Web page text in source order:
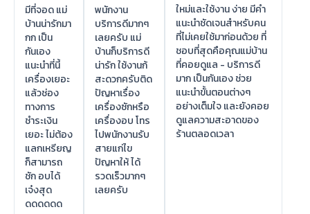
มีที่จอด แม่
บ้านน่ารักมา
กก เป็น
กันเอง
แนะนำที่นี้
เครื่องเยอะ
แล้วช่อง
ทางการ
ชำระเงิน
เยอะ ไม่ต้อง
แลกเหรียญ
ก็สามารถ
ชัก อบได้
เจ๋งสุด
ดดดดดด
พนักงาน
บริการดีมากๆ
เลยครับ แม่
บ้านก็บริการดี
น่ารัก ใช้งานก้
สะดวกครับติด
ปัญหาเรื่อง
เครื่องซักหรือ
เครื่องอบ โทร
ไปพนักงานรับ
สายแก่ไข
ปัญหาให้ ได้
รวดเร็วมากๆ
เลยครับ
ใหม่และใช้งาน ง่าย มีคำ
แนะนำชัดเจนสำหรับคน
ที่ไม่เคยใช้มาก่อนด้วย ที่
ชอบที่สุดคือคุณแม่บ้าน
ที่คอยดูแล - บริการดี
มาก เป็นกันเอง ช่วย
แนะนำขั้นตอนต่างๆ
อย่างเต็มใจ และยังคอย
ดูแลความสะอาดของ
ร้านตลอดเวลา